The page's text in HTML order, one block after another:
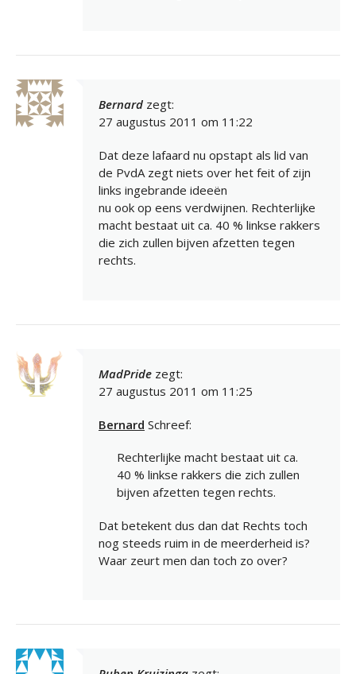
Bernard zegt:
27 augustus 2011 om 11:22
Dat deze lafaard nu opstapt als lid van
de PvdA zegt niets over het feit of zijn
links ingebrande ideeën
nu ook op eens verdwijnen. Rechterlijke
macht bestaat uit ca. 40 % linkse rakkers
die zich zullen bijven afzetten tegen
rechts.
MadPride zegt:
27 augustus 2011 om 11:25
Bernard Schreef:
Rechterlijke macht bestaat uit ca.
40 % linkse rakkers die zich zullen
bijven afzetten tegen rechts.
Dat betekent dus dan dat Rechts toch
nog steeds ruim in de meerderheid is?
Waar zeurt men dan toch zo over?